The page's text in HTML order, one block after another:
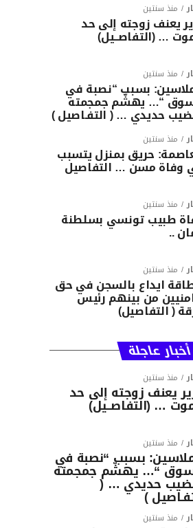
منذ سنتين
يعنف زوجته إلى حد
… (التفاصــيل)
منذ سنتين
بسبب “نصبة في
“… يهشّم جمجمته
حديدي … ( التفـاصيل )
منذ سنتين
حريق بمنزل يتسبب
وفاة مسن … التفاصيل
منذ سنتين
طبيب تونسي بسلطنة
..
منذ سنتين
ايداع بالسجن في حق
امنيين من بينهم رئيس
( التفاصيل)
أخبار عاجلة
منذ سنتين
يعنف زوجته إلى حد
… (التفاصــيل)
منذ سنتين
بسبب “نصبة في
“… يهشّم جمجمته
حديدي … (
)
منذ سنتين